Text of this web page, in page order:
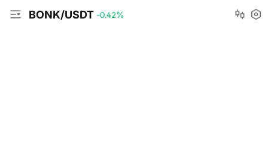
BONK/USDT -0.42%